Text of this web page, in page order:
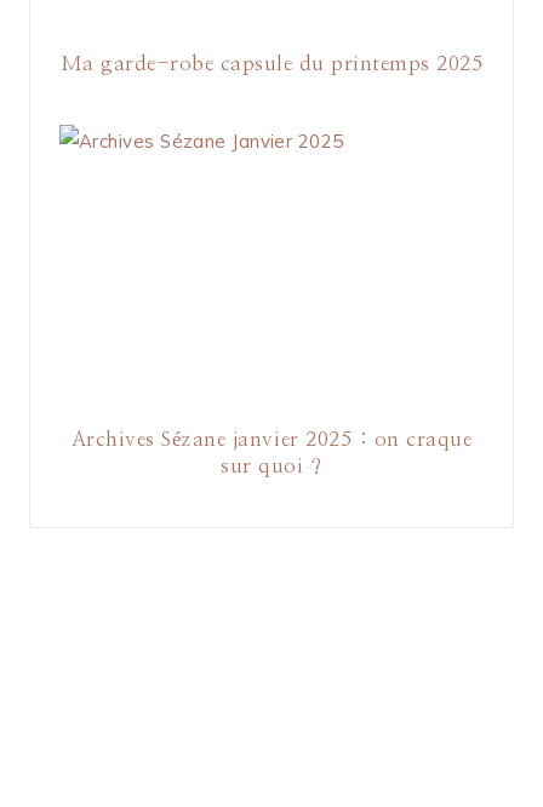
Ma garde-robe capsule du printemps 2025
Archives Sézane janvier 2025 : on craque
sur quoi ?